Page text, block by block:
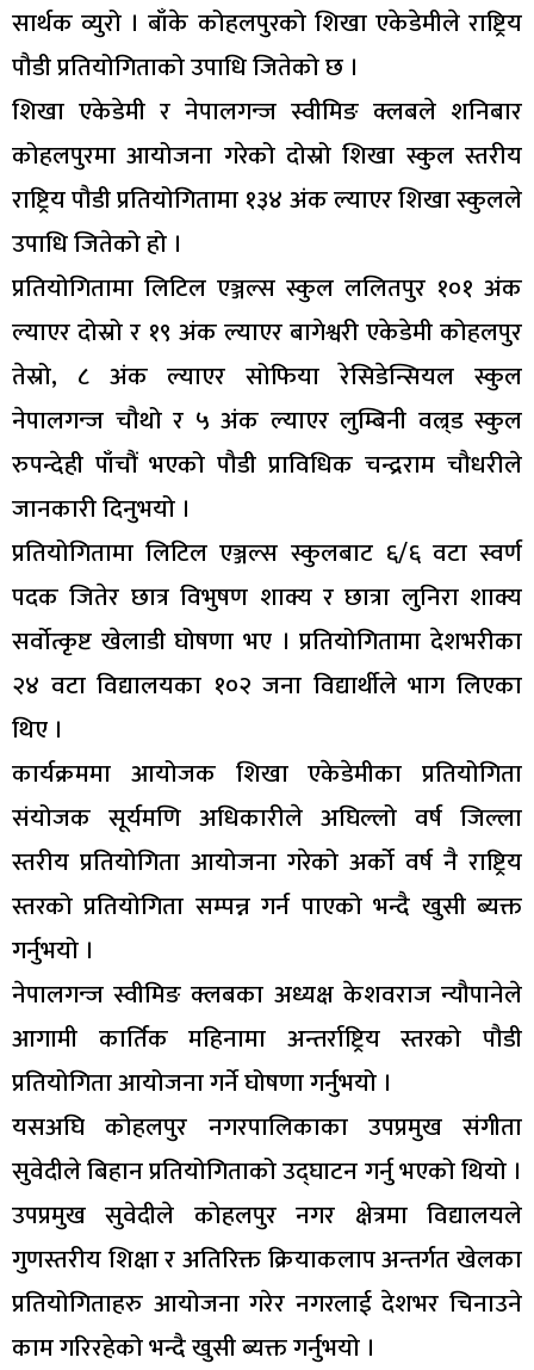
सार्थक व्युरो । बाँके कोहलपुरको शिखा एकेडेमीले राष्ट्रिय
पौडी प्रतियोगिताको उपाधि जितेको छ ।
शिखा एकेडेमी र नेपालगन्ज स्वीमिङ क्लबले शनिबार
कोहलपुरमा आयोजना गरेको दोस्रो शिखा स्कुल स्तरीय
राष्ट्रिय पौडी प्रतियोगितामा १३४ अंक ल्याएर शिखा स्कुलले
उपाधि जितेको हो ।
प्रतियोगितामा लिटिल एञ्जल्स स्कुल ललितपुर १०१ अंक
ल्याएर दोस्रो र १९ अंक ल्याएर बागेश्वरी एकेडेमी कोहलपुर
तेस्रो, ८ अंक ल्याएर सोफिया रेसिडेन्सियल स्कुल
नेपालगन्ज चौथो र ५ अंक ल्याएर लुम्बिनी वल्र्ड स्कुल
रुपन्देही पाँचौं भएको पौडी प्राविधिक चन्द्रराम चौधरीले
जानकारी दिनुभयो ।
प्रतियोगितामा लिटिल एञ्जल्स स्कुलबाट ६/६ वटा स्वर्ण
पदक जितेर छात्र विभुषण शाक्य र छात्रा लुनिरा शाक्य
सर्वोत्कृष्ट खेलाडी घोषणा भए । प्रतियोगितामा देशभरीका
२४ वटा विद्यालयका १०२ जना विद्यार्थीले भाग लिएका
थिए ।
कार्यक्रममा आयोजक शिखा एकेडेमीका प्रतियोगिता
संयोजक सूर्यमणि अधिकारीले अघिल्लो वर्ष जिल्ला
स्तरीय प्रतियोगिता आयोजना गरेको अर्को वर्ष नै राष्ट्रिय
स्तरको प्रतियोगिता सम्पन्न गर्न पाएको भन्दै खुसी ब्यक्त
गर्नुभयो ।
नेपालगन्ज स्वीमिङ क्लबका अध्यक्ष केशवराज न्यौपानेले
आगामी कार्तिक महिनामा अन्तर्राष्ट्रिय स्तरको पौडी
प्रतियोगिता आयोजना गर्ने घोषणा गर्नुभयो ।
यसअघि कोहलपुर नगरपालिकाका उपप्रमुख संगीता
सुवेदीले बिहान प्रतियोगिताको उद्घाटन गर्नु भएको थियो ।
उपप्रमुख सुवेदीले कोहलपुर नगर क्षेत्रमा विद्यालयले
गुणस्तरीय शिक्षा र अतिरिक्त क्रियाकलाप अन्तर्गत खेलका
प्रतियोगिताहरु आयोजना गरेर नगरलाई देशभर चिनाउने
काम गरिरहेको भन्दै खुसी ब्यक्त गर्नुभयो ।